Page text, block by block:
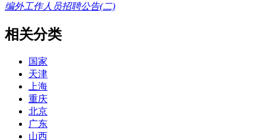
编外工作人员招聘公告(二)
相关分类
国家
天津
上海
重庆
北京
广东
山西